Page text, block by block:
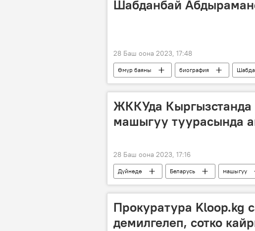
Шабданбай
28 Баш оона 2023, 17:48
Өмүр баяны биография
ЖККУда Кыргызстанда
машыгуу туурасында
28 Баш оона 2023, 17:16
Дүйнөдө Беларусь машыгуу
Прокуратура Kloop.kg
демилгелеп, сотко